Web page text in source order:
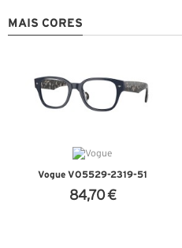
MAIS CORES
Vogue VO5529-2319-51
84,70 €